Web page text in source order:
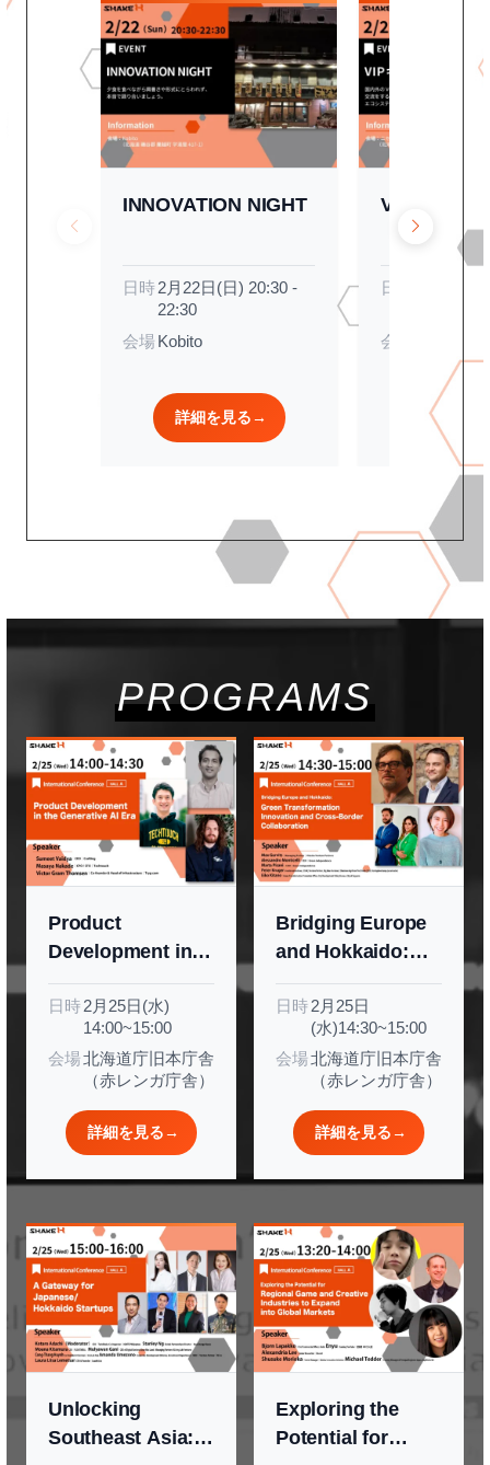
INNOVATION NIGHT
日時 2月22日(日) 20:30 -
22:30
会場 Kobito
詳細を見る→
VIP キック
日時
会場
詳細を
PROGRAMS
Product
Development in
the Generative AI
Era
日時2月25日(水)
14:00~15:00
会場北海道庁旧本庁舎
（赤レンガ庁舎）
詳細を見る→
Bridging Europe
and Hokkaido:
Green
Transformation
Innovation and
Cross-Border
Collaboration
日時2月25日
(水)14:30~15:00
会場北海道庁旧本庁舎
（赤レンガ庁舎）
詳細を見る→
Unlocking
Southeast Asia: A
Exploring the
Potential for